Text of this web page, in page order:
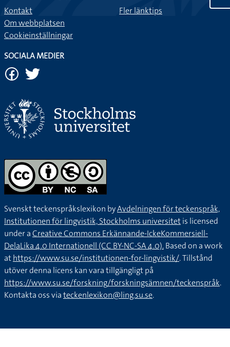
Kontakt
Om webbplatsen
Cookieinställningar
Fler länktips
SOCIALA MEDIER
Svenskt teckenspråkslexikon byAvdelningen för teckenspråk,
Institutionen för lingvistik, Stockholms universitetis licensed
under aCreative Commons Erkännande-IckeKommersiell-
DelaLika 4.0 Internationell (CC BY-NC-SA 4.0).Based on a work
athttps://www.su.se/institutionen-for-lingvistik/. Tillstånd
utöver denna licens kan vara tillgängligt på
https://www.su.se/forskning/forskningsämnen/teckenspråk.
Kontakta oss viateckenlexikon@ling.su.se.